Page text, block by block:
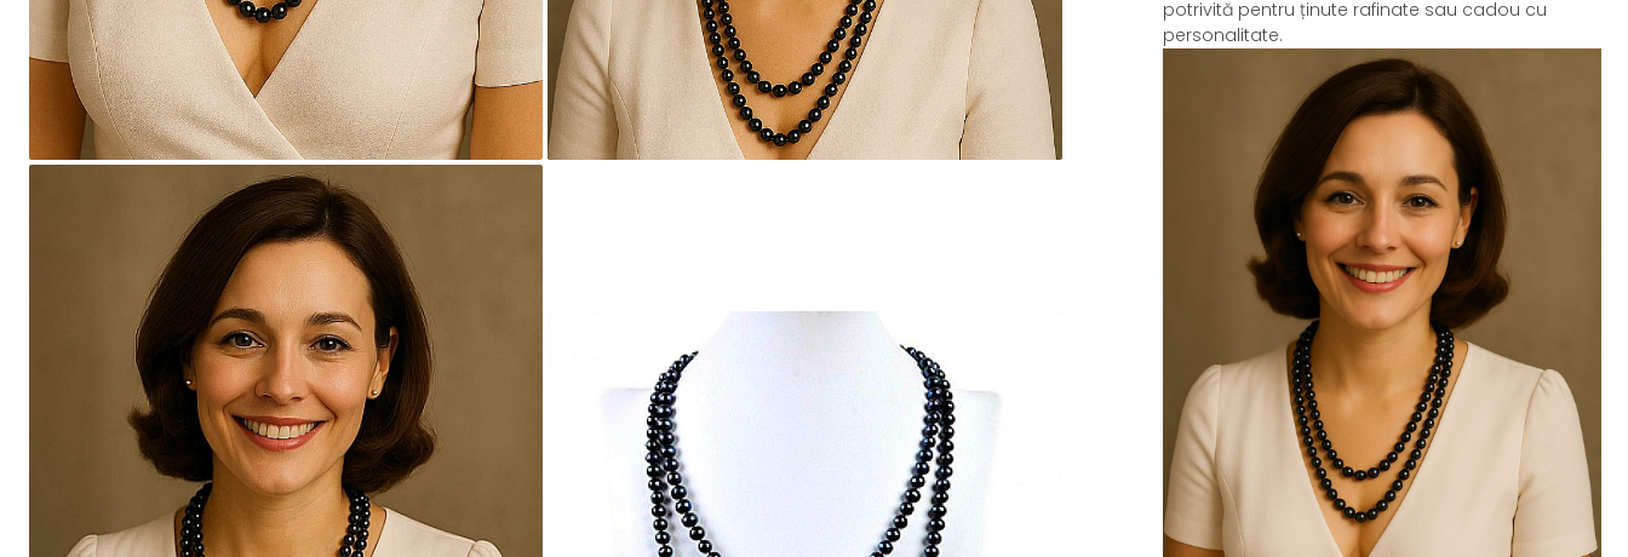
Seturi Perle cu Argint
Brățări cu Perle
Pandantive cu Perle
Brose cu Perle
potrivită pentru ținute rafinate sau cadou cu
personalitate.